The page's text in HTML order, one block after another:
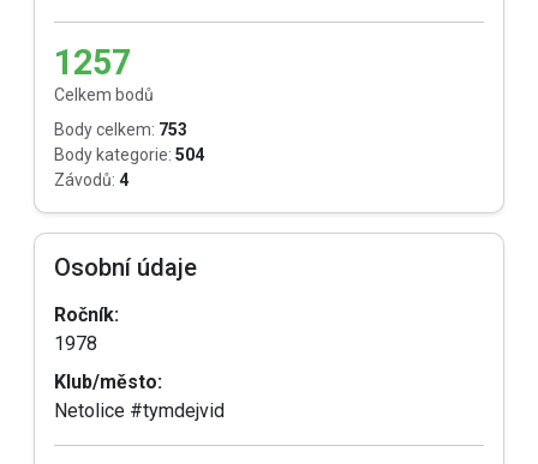
1257
Celkem bodů
Body celkem: 753
Body kategorie: 504
Závodů: 4
Osobní údaje
Ročník:
1978
Klub/město:
Netolice #tymdejvid